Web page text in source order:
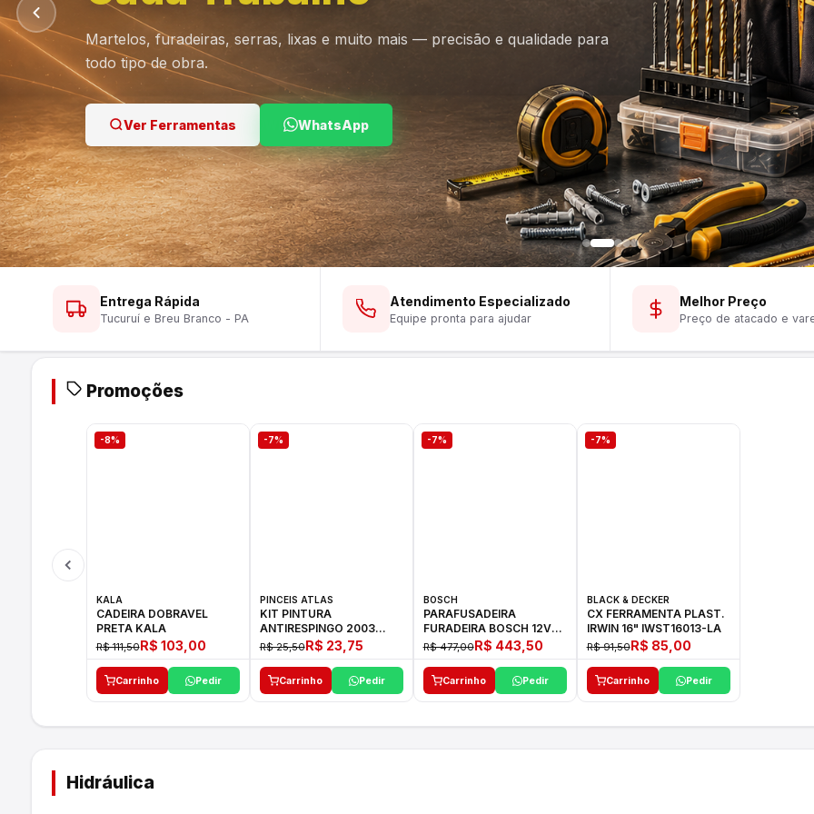
Ver Lustres WhatsApp
Martelos, furadeiras, serras, lixas e muito mais — precisão e qualidade para
todo tipo de obra.
Ver Ferramentas WhatsApp
Ver Tintas WhatsApp
Entrega Rápida
Tucuruí e Breu Branco - PA
Atendimento Especializado
Equipe pronta para ajudar
Melhor Preço
Preço de atacado e
Promoções
-8%
KALA
CADEIRA DOBRAVEL
PRETA KALA
R$ 111,50R$ 103,00
Carrinho Pedir
-7%
PINCEIS ATLAS
KIT PINTURA
ANTIRESPINGO 2003
ATLAS 03 PCS
R$ 25,50R$ 23,75
Carrinho Pedir
-7%
BOSCH
PARAFUSADEIRA
FURADEIRA BOSCH 12V
GSR 1000 SMART
R$ 477,00R$ 443,50
Carrinho Pedir
-7%
BLACK & DECKER
CX FERRAMENTA PLAST.
IRWIN 16" IWST16013-LA
R$ 91,50R$ 85,00
Carrinho Pedir
Hidráulica